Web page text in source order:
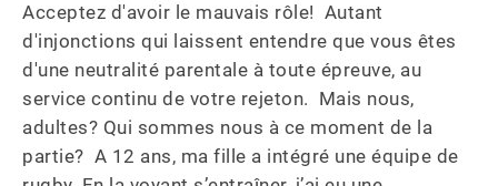
Acceptez d'avoir le mauvais rôle!  Autant
d'injonctions qui laissent entendre que vous êtes
d'une neutralité parentale à toute épreuve, au
service continu de votre rejeton.  Mais nous,
adultes? Qui sommes nous à ce moment de la
partie?  A 12 ans, ma fille a intégré une équipe de